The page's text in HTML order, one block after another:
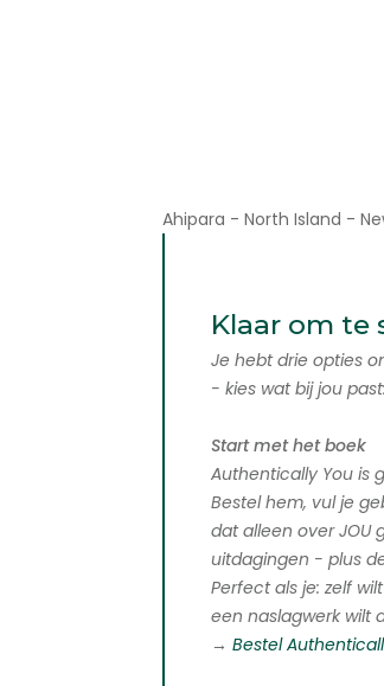
Ahipara - North Island -
Klaar om te
Je hebt drie opties
- kies wat bij jou past:
Start met het boek
Authentically You is
Bestel hem, vul je
dat alleen over JOU
uitdagingen - plus
Perfect als je: zelf
een naslagwerk wilt
→ Bestel